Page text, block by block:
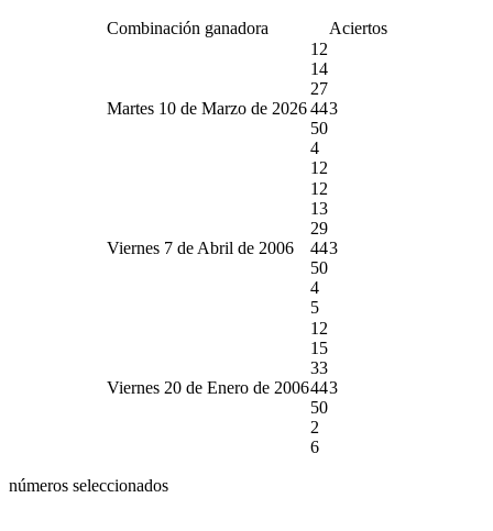
Combinación ganadora Aciertos
Martes 10 de Marzo de 2026
12
14
27
44
50
4
12
3
Viernes 7 de Abril de 2006
12
13
29
44
50
4
5
3
Viernes 20 de Enero de 2006
12
15
33
44
50
2
6
3
números seleccionados